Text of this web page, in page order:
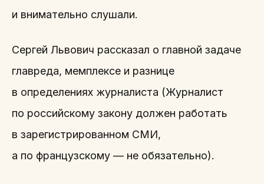
и внимательно слушали.
Сергей Львович рассказал о главной задаче
главреда, мемплексе и разнице
в определениях журналиста (Журналист
по российскому закону должен работать
в зарегистрированном СМИ,
а по французскому — не обязательно).